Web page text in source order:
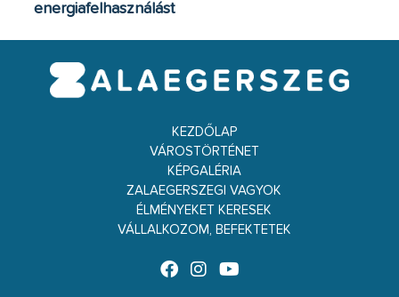
energiafelhasználást
KEZDŐLAP
VÁROSTÖRTÉNET
KÉPGALÉRIA
ZALAEGERSZEGI VAGYOK
ÉLMÉNYEKET KERESEK
VÁLLALKOZOM, BEFEKTETEK